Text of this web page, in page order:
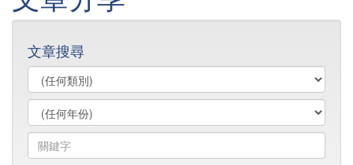
文章搜尋